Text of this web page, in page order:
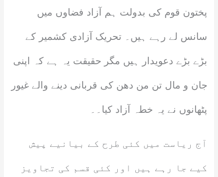
پختون قوم کی بدولت ہم آزاد فضاوں میں
سانس لے رہے ہیں۔ تحریک آزادی کشمیر کے
بڑے بڑے دعویدار ہیں مگر حقیقت یہ ہے کہ اپنی
جان و مال تن من دھن کی قربانی دینے والے غیور
پٹھانوں نے یہ خطہ آزاد کیا۔۔
آج ریاست میں کئی طرح کے بیانیے پیش
کیے جا رہے ہیں اور کئی قسم کی تجاویز